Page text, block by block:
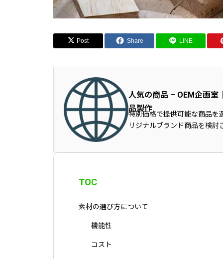
Post Share LINE
人気の商品 – OEM企画室
品製作
特別価格で提供可能な商品を
リジナルブランド商品を検討
TOC
素材の選び方について
機能性
コスト